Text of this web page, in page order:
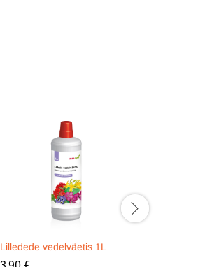
Lilledede vedelväetis 1L